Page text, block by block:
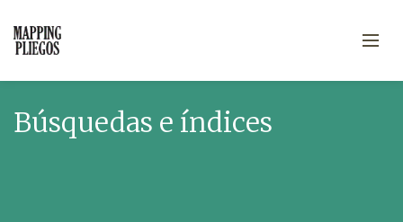
Búsquedas e índices